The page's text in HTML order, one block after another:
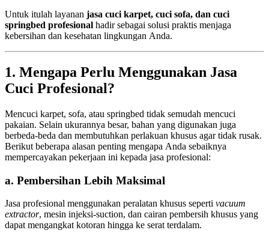
Untuk itulah layanan jasa cuci karpet, cuci sofa, dan cuci
springbed profesional hadir sebagai solusi praktis menjaga
kebersihan dan kesehatan lingkungan Anda.
1. Mengapa Perlu Menggunakan Jasa
Cuci Profesional?
Mencuci karpet, sofa, atau springbed tidak semudah mencuci
pakaian. Selain ukurannya besar, bahan yang digunakan juga
berbeda-beda dan membutuhkan perlakuan khusus agar tidak rusak.
Berikut beberapa alasan penting mengapa Anda sebaiknya
mempercayakan pekerjaan ini kepada jasa profesional:
a. Pembersihan Lebih Maksimal
Jasa profesional menggunakan peralatan khusus seperti vacuum
extractor, mesin injeksi-suction, dan cairan pembersih khusus yang
dapat mengangkat kotoran hingga ke serat terdalam.